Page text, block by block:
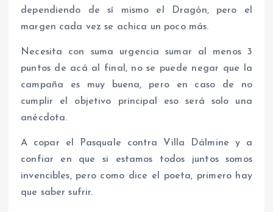
dependiendo de sí mismo el Dragón, pero el
margen cada vez se achica un poco más.
Necesita con suma urgencia sumar al menos 3
puntos de acá al final, no se puede negar que la
campaña es muy buena, pero en caso de no
cumplir el objetivo principal eso será solo una
anécdota.
A copar el Pasquale contra Villa Dálmine y a
confiar en que si estamos todos juntos somos
invencibles, pero como dice el poeta, primero hay
que saber sufrir.